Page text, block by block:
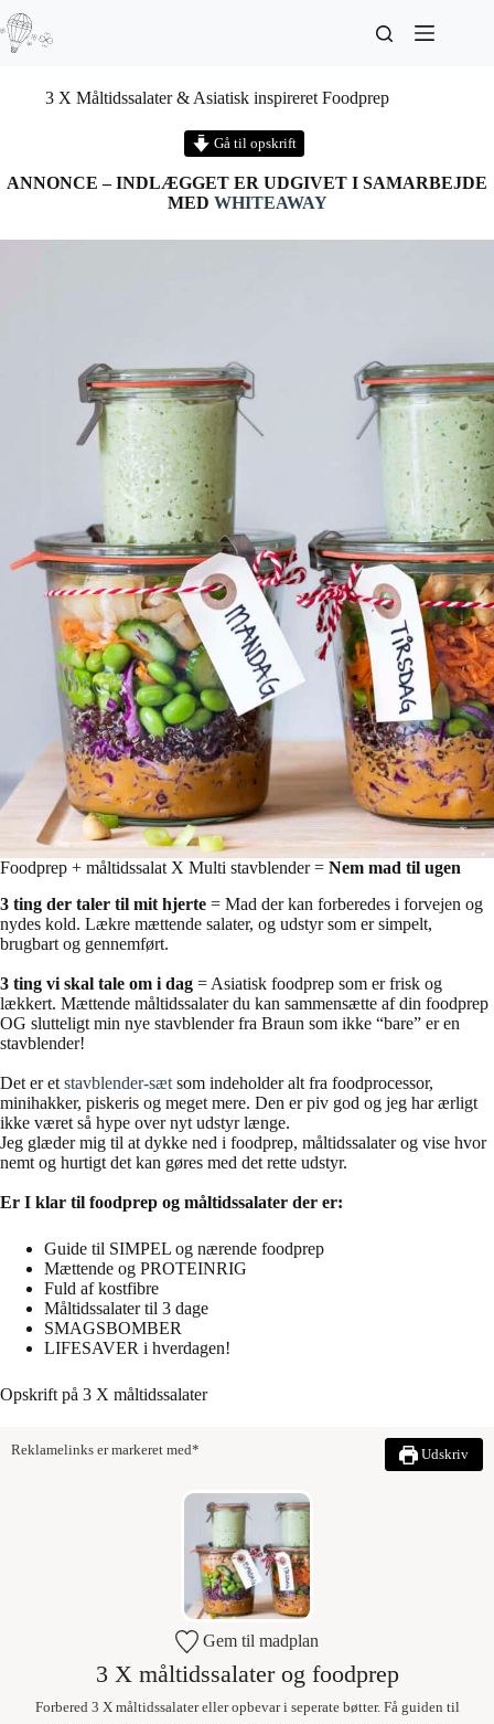
3 X Måltidssalater & Asiatisk inspireret Foodprep
Gå til opskrift
ANNONCE – INDLÆGGET ER UDGIVET I SAMARBEJDE
MED WHITEAWAY
Foodprep + måltidssalat X Multi stavblender = Nem mad til ugen
3 ting der taler til mit hjerte = Mad der kan forberedes i forvejen og
nydes kold. Lækre mættende salater, og udstyr som er simpelt,
brugbart og gennemført.
3 ting vi skal tale om i dag = Asiatisk foodprep som er frisk og
lækkert. Mættende måltidssalater du kan sammensætte af din foodprep
OG slutteligt min nye stavblender fra Braun som ikke “bare” er en
stavblender!
Det er et stavblender-sæt som indeholder alt fra foodprocessor,
minihakker, piskeris og meget mere. Den er piv god og jeg har ærligt
ikke været så hype over nyt udstyr længe.
Jeg glæder mig til at dykke ned i foodprep, måltidssalater og vise hvor
nemt og hurtigt det kan gøres med det rette udstyr.
Er I klar til foodprep og måltidssalater der er:
Guide til SIMPEL og nærende foodprep
Mættende og PROTEINRIG
Fuld af kostfibre
Måltidssalater til 3 dage
SMAGSBOMBER
LIFESAVER i hverdagen!
Opskrift på 3 X måltidssalater
Reklamelinks er markeret med* Udskriv
Gem til madplan
3 X måltidssalater og foodprep
Forbered 3 X måltidssalater eller opbevar i seperate bøtter. Få guiden til